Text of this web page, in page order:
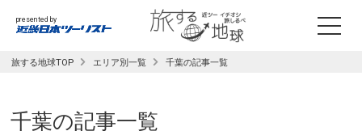
presented by
旅する地球TOP エリア別一覧 千葉の記事一覧
千葉の記事一覧